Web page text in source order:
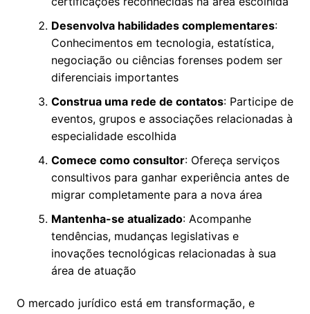
Desenvolva habilidades complementares:
Conhecimentos em tecnologia, estatística,
negociação ou ciências forenses podem ser
diferenciais importantes
Construa uma rede de contatos: Participe de
eventos, grupos e associações relacionadas à
especialidade escolhida
Comece como consultor: Ofereça serviços
consultivos para ganhar experiência antes de
migrar completamente para a nova área
Mantenha-se atualizado: Acompanhe
tendências, mudanças legislativas e
inovações tecnológicas relacionadas à sua
área de atuação
O mercado jurídico está em transformação, e